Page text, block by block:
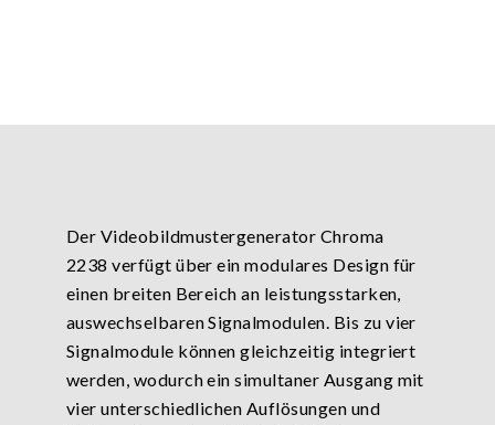
Der Videobildmustergenerator Chroma
2238 verfügt über ein modulares Design für
einen breiten Bereich an leistungsstarken,
auswechselbaren Signalmodulen. Bis zu vier
Signalmodule können gleichzeitig integriert
werden, wodurch ein simultaner Ausgang mit
vier unterschiedlichen Auflösungen und